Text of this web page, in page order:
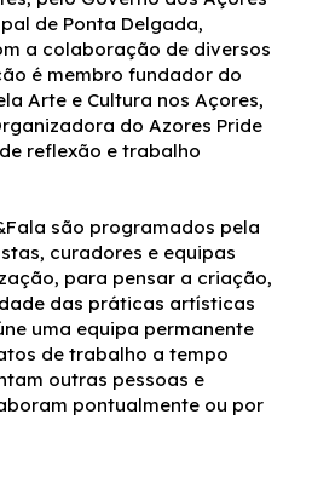
de Ponta Delgada,
a colaboração de diversos
é membro fundador do
Arte e Cultura nos Açores,
do Azores Pride
reflexão e trabalho
são programados pela
curadores e equipas
para pensar a criação,
das práticas artísticas
uma equipa permanente
de trabalho a tempo
outras pessoas e
pontualmente ou por